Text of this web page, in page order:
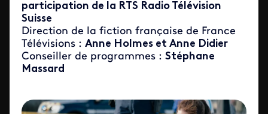
participation de la RTS Radio Télévision
Suisse
Direction de la fiction française de France
Télévisions : Anne Holmes et Anne Didier
Conseiller de programmes : Stéphane
Massard